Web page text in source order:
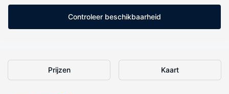
Controleer beschikbaarheid
Prijzen Kaart